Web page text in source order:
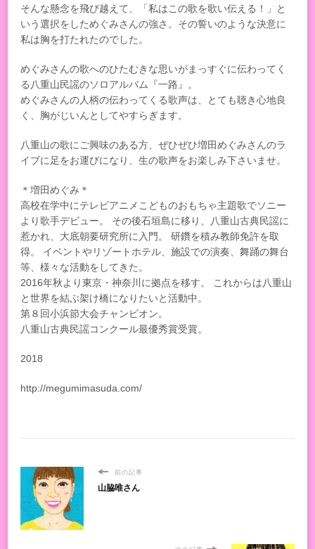
そんな懸念を飛び越えて、「私はこの歌を歌い伝える！」と
いう選択をしためぐみさんの強さ。その誓いのような決意に
私は胸を打たれたのでした。
めぐみさんの歌へのひたむきな思いがまっすぐに伝わってく
る八重山民謡のソロアルバム『一路』。
めぐみさんの人柄の伝わってくる歌声は、とても聴き心地良
く、胸がじいんとしてやすらぎます。
八重山の歌にご興味のある方、ぜひぜひ増田めぐみさんのラ
イブに足をお運びになり、生の歌声をお楽しみ下さいませ。
＊増田めぐみ＊
高校在学中にテレビアニメこどものおもちゃ主題歌でソニー
より歌手デビュー。 その後石垣島に移り、八重山古典民謡に
惹かれ、大底朝要研究所に入門。 研鑽を積み教師免許を取
得。 イベントやリゾートホテル、施設での演奏、舞踊の舞台
等、様々な活動をしてきた。
2016年秋より東京・神奈川に拠点を移す。 これからは八重山
と世界を結ぶ架け橋になりたいと活動中。
第８回小浜節大会チャンピオン。
八重山古典民謡コンクール最優秀賞受賞。
2018
http://megumimasuda.com/
前の記事
山脇唯さん